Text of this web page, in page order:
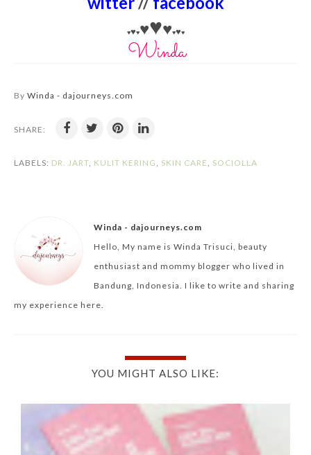
♥♥♥♥♥♥♥♥♥
By Winda - dajourneys.com
SHARE:
LABELS: DR. JART KULIT KERING SKIN CARE SOCIOLLA
Winda - dajourneys.com
Hello, My name is Winda Trisuci, beauty
enthusiast and mommy blogger who lived in
Bandung, Indonesia. I like to write and sharing
my experience here.
YOU MIGHT ALSO LIKE: